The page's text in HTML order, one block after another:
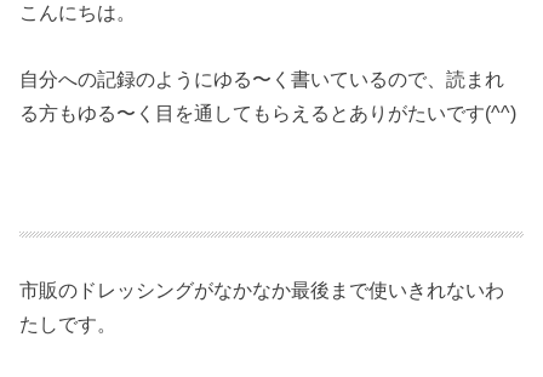
こんにちは。
自分への記録のようにゆる〜く書いているので、読まれ
る方もゆる〜く目を通してもらえるとありがたいです(^^)
市販のドレッシングがなかなか最後まで使いきれないわ
たしです。